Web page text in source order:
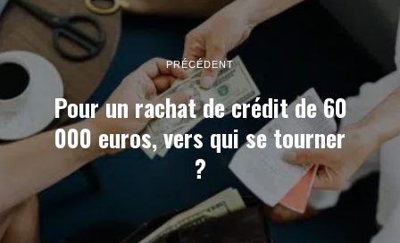
PRÉCÉDENT
Pour un rachat de crédit de 60
000 euros, vers qui se tourner
?